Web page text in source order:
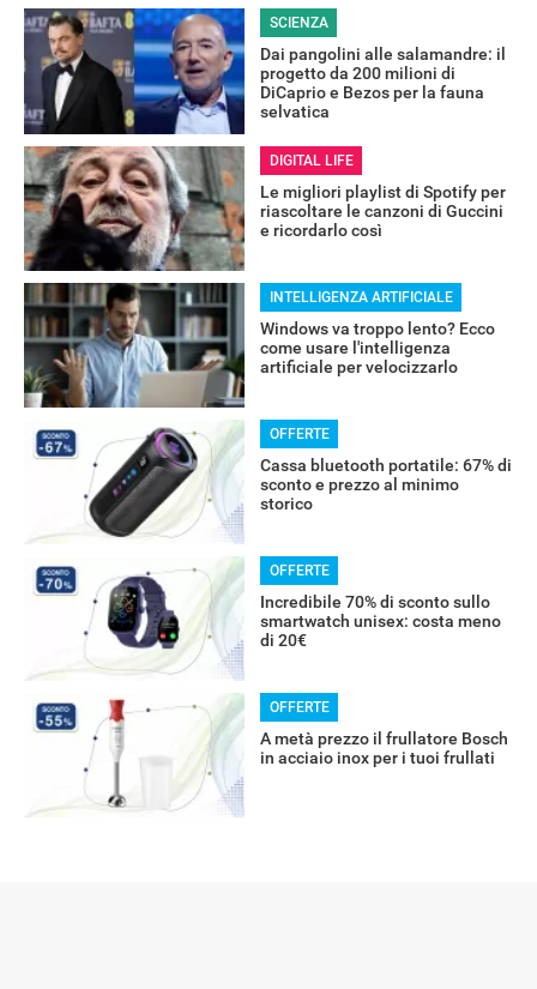
RECENSIONI
SCIENZA
Dai pangolini alle salamandre: il
progetto da 200 milioni di
DiCaprio e Bezos per la fauna
selvatica
DIGITAL LIFE
Le migliori playlist di Spotify per
riascoltare le canzoni di Guccini
e ricordarlo così
INTELLIGENZA ARTIFICIALE
Windows va troppo lento? Ecco
come usare l'intelligenza
artificiale per velocizzarlo
OFFERTE
Cassa bluetooth portatile: 67% di
sconto e prezzo al minimo
storico
OFFERTE
Incredibile 70% di sconto sullo
smartwatch unisex: costa meno
di 20€
OFFERTE
A metà prezzo il frullatore Bosch
in acciaio inox per i tuoi frullati